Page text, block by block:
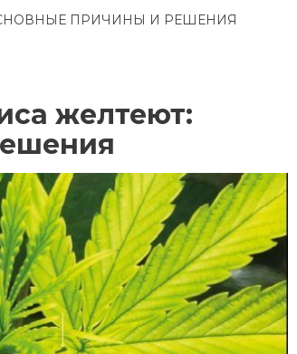
ПРИЧИНЫ И РЕШЕНИЯ
желтеют: